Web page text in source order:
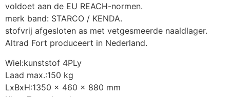
voldoet aan de EU REACH-normen.
merk band: STARCO / KENDA.
stofvrij afgesloten as met vetgesmeerde naaldlager.
Altrad Fort produceert in Nederland.
Wiel:kunststof 4PLy
Laad max.:150 kg
LxBxH:1350 x 460 x 880 mm